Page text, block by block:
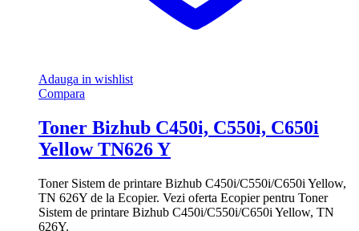
Adauga in wishlist
Compara
Toner Bizhub C450i, C550i, C650i
Yellow TN626 Y
Toner Sistem de printare Bizhub C450i/C550i/C650i Yellow,
TN 626Y de la Ecopier. Vezi oferta Ecopier pentru Toner
Sistem de printare Bizhub C450i/C550i/C650i Yellow, TN
626Y.